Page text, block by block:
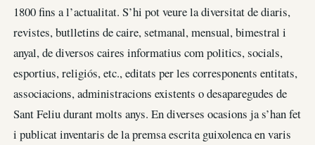
1800 fins a l’actualitat. S’hi pot veure la diversitat de diaris,
revistes, butlletins de caire, setmanal, mensual, bimestral i
anyal, de diversos caires informatius com politics, socials,
esportius, religiós, etc., editats per les corresponents entitats,
associacions, administracions existents o desaparegudes de
Sant Feliu durant molts anys. En diverses ocasions ja s’han fet
i publicat inventaris de la premsa escrita guixolenca en varis